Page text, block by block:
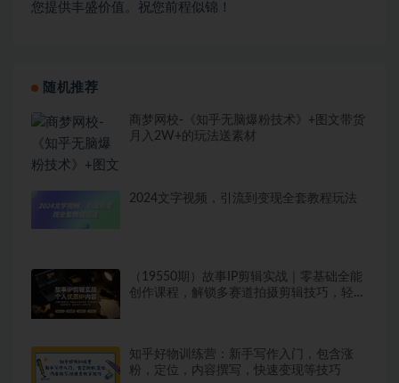
您提供丰盛价值。祝您前程似锦！
随机推荐
商梦网校-《知乎无脑爆粉技术》+图文带货
月入2W+的玩法送素材
2024文字视频，引流到变现全套教程玩法
（19550期）故事IP剪辑实战｜零基础全能
创作课程，解锁多赛道拍摄剪辑技巧，轻松
知乎好物训练营：新手写作入门，包含涨
粉，定位，内容撰写，快速变现等技巧